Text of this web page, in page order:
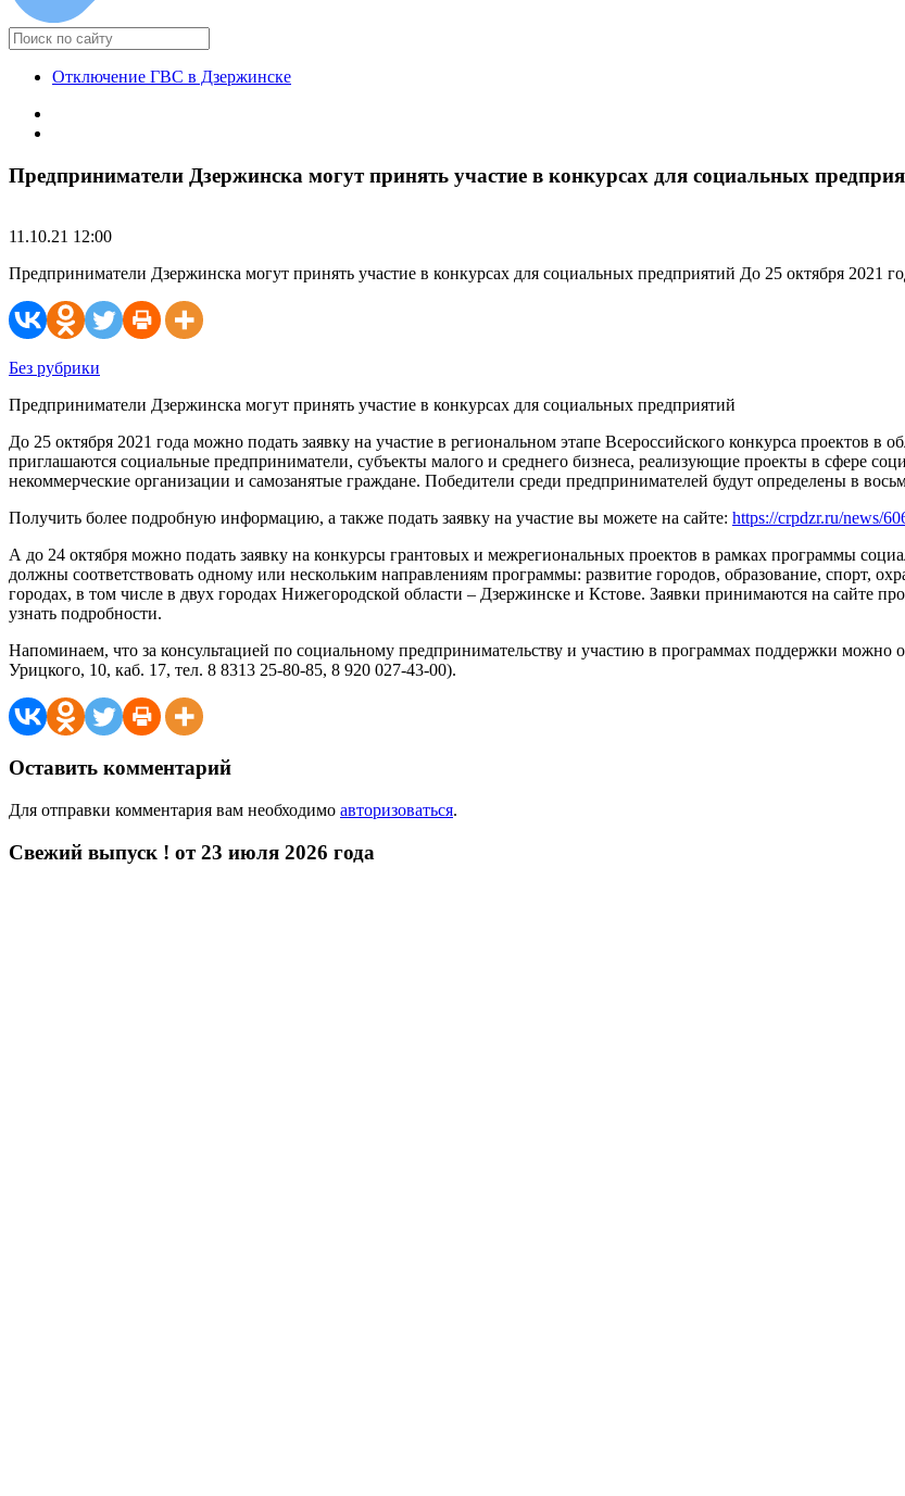
Отключение ГВС в Дзержинске
Предприниматели Дзержинска могут принять участие в конкурсах для социальных
11.10.21 12:00
Предприниматели Дзержинска могут принять участие в конкурсах для социальных предприятий До 25 октября 2021
Без рубрики
Предприниматели Дзержинска могут принять участие в конкурсах для социальных предприятий
До 25 октября 2021 года можно подать заявку на участие в региональном этапе Всероссийского конкурса проектов в
приглашаются социальные предприниматели, субъекты малого и среднего бизнеса, реализующие проекты в сфере
некоммерческие организации и самозанятые граждане. Победители среди предпринимателей будут определены в
Получить более подробную информацию, а также подать заявку на участие вы можете на сайте: https://crpdzr.ru/news/
А до 24 октября можно подать заявку на конкурсы грантовых и межрегиональных проектов в рамках программы
должны соответствовать одному или нескольким направлениям программы: развитие городов, образование, спорт,
городах, в том числе в двух городах Нижегородской области – Дзержинске и Кстове. Заявки принимаются на сайте
узнать подробности.
Напоминаем, что за консультацией по социальному предпринимательству и участию в программах поддержки можно
Урицкого, 10, каб. 17, тел. 8 8313 25-80-85, 8 920 027-43-00).
Оставить комментарий
Для отправки комментария вам необходимо авторизоваться.
Свежий выпуск ! от 23 июля 2026 года